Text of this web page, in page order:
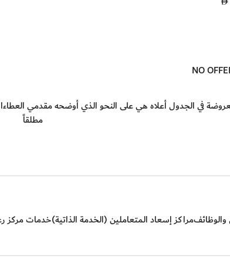
D
NO
في الجدول أعلاه هي على النحو الذي أوضحه مقدمي
مطلقاً
والوظائفمراكز إسعاد المتعاملين (الخدمة الذاتية)خدمات مركز